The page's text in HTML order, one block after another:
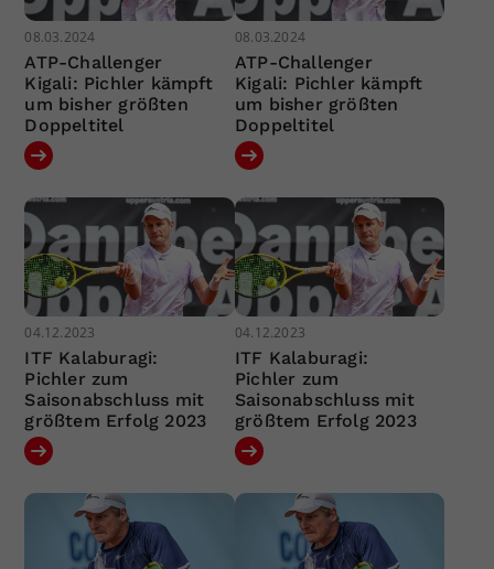
08.03.2024
ATP-Challenger
Kigali: Pichler kämpft
um bisher größten
Doppeltitel
08.03.2024
ATP-Challenger
Kigali: Pichler kämpft
um bisher größten
Doppeltitel
04.12.2023
ITF Kalaburagi:
Pichler zum
Saisonabschluss mit
größtem Erfolg 2023
04.12.2023
ITF Kalaburagi:
Pichler zum
Saisonabschluss mit
größtem Erfolg 2023